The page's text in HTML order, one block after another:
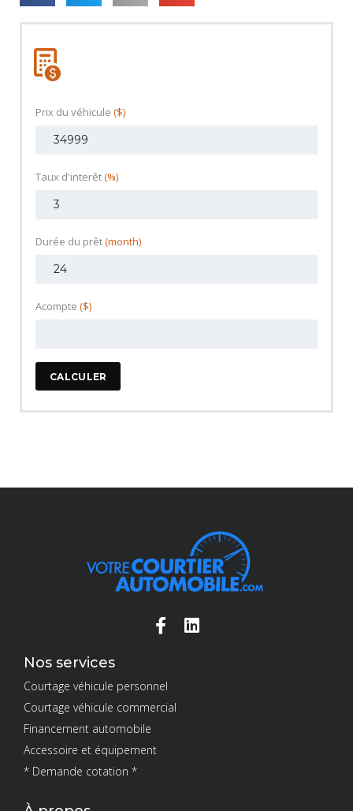
Prix du véhicule ($)
Taux d'interêt(%)
Durée du prêt(month)
Acompte ($)
CALCULER
Nos services
Courtage véhicule personnel
Courtage véhicule commercial
Financement automobile
Accessoire et équipement
* Demande cotation *